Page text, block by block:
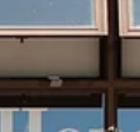
del marco el...